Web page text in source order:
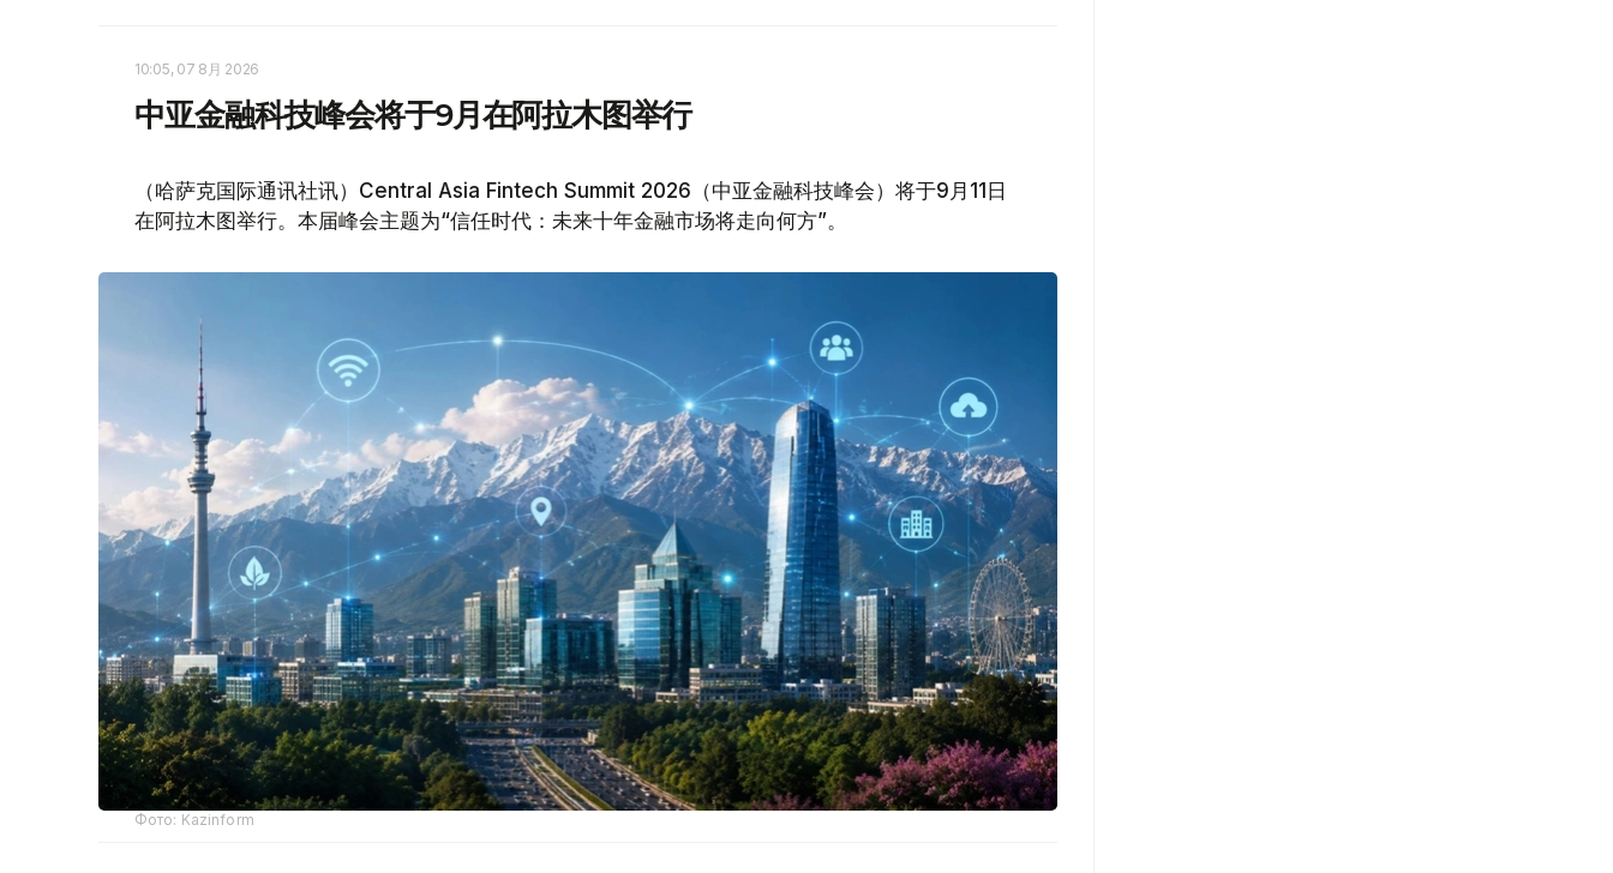
10:05, 07 8月 2026
中亚金融科技峰会将于9月在阿拉木图举行
（哈萨克国际通讯社讯）Central Asia Fintech Summit 2026（中亚金融科技峰会）将于9月11日
在阿拉木图举行。本届峰会主题为“信任时代：未来十年金融市场将走向何方”。
Фото: Kazinform